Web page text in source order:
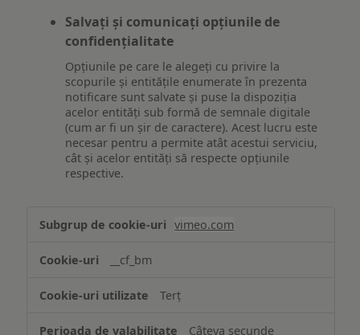
Salvați și comunicați opțiunile de
confidențialitate
Opțiunile pe care le alegeți cu privire la
scopurile și entitățile enumerate în prezenta
notificare sunt salvate și puse la dispoziția
acelor entități sub formă de semnale digitale
(cum ar fi un șir de caractere). Acest lucru este
necesar pentru a permite atât acestui serviciu,
cât și acelor entități să respecte opțiunile
respective.
funcționalităților
ului
vimeo.com
__cf_bm
Terț
Câteva secunde